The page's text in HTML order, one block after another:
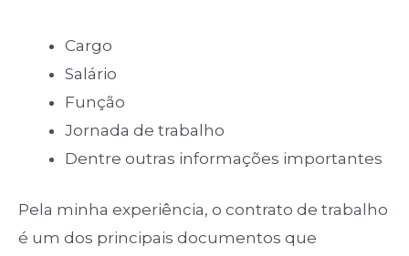
Cargo
Salário
Função
Jornada de trabalho
Dentre outras informações importantes
Pela minha experiência, o contrato de trabalho
é um dos principais documentos que